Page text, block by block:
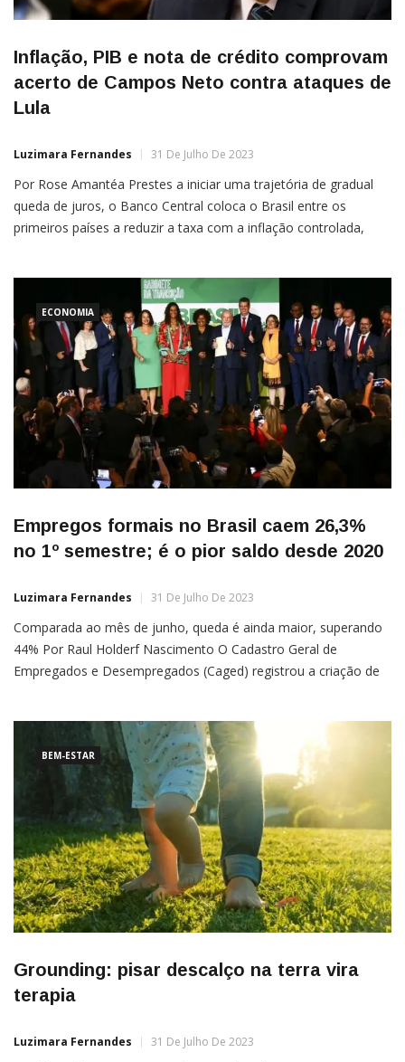
Inflação, PIB e nota de crédito comprovam
acerto de Campos Neto contra ataques de
Lula
Luzimara Fernandes 31 De Julho De 2023
Por Rose Amantéa Prestes a iniciar uma trajetória de gradual
queda de juros, o Banco Central coloca o Brasil entre os
primeiros países a reduzir a taxa com a inflação controlada,
ECONOMIA
Empregos formais no Brasil caem 26,3%
no 1º semestre; é o pior saldo desde 2020
Luzimara Fernandes 31 De Julho De 2023
Comparada ao mês de junho, queda é ainda maior, superando
44% Por Raul Holderf Nascimento O Cadastro Geral de
Empregados e Desempregados (Caged) registrou a criação de
BEM-ESTAR
Grounding: pisar descalço na terra vira
terapia
Luzimara Fernandes 31 De Julho De 2023